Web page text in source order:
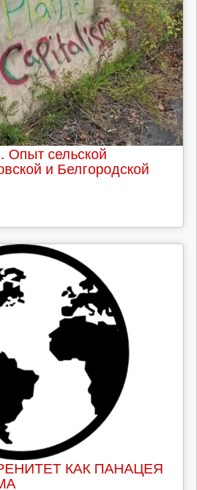
Опыт сельской
и Белгородской
КАК ПАНАЦЕЯ